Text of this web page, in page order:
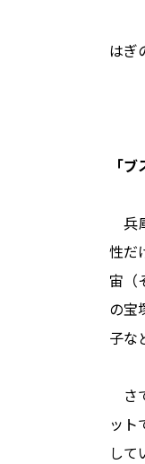
はぎ
「
兵
性だ
宙（
の宝
子な
さ
ット
して